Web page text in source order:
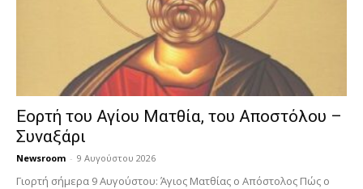
Εορτή του Αγίου Ματθία, του Αποστόλου –
Συναξάρι
Newsroom - 9 Αυγούστου 2026
Γιορτή σήμερα 9 Αυγούστου: Άγιος Ματθίας ο Απόστολος Πώς ο